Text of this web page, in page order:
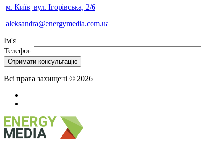
м. Київ, вул. Ігорівська, 2/6
aleksandra@energymedia.com.ua
Ім'я
Телефон
Всі права захищені © 2026